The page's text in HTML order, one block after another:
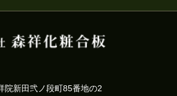
院新田弐ノ段町85番地の2